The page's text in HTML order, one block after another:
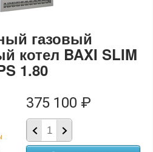
газовый
котел BAXI SLIM
1.80
375 100 ₽